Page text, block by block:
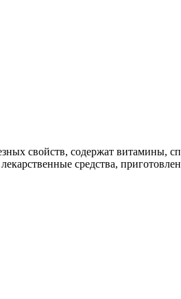
свойств, содержат витамины,
средства,